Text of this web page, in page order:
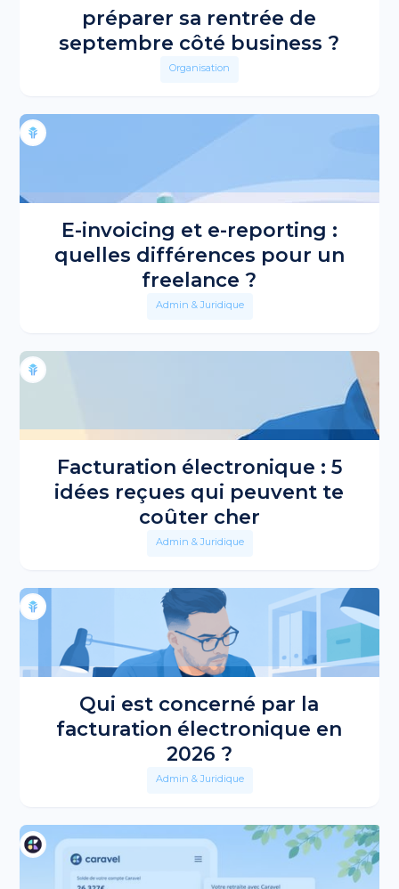
préparer sa rentrée de
septembre côté business ?
Organisation
E-invoicing et e-reporting :
quelles différences pour un
freelance ?
Admin & Juridique
Facturation électronique : 5
idées reçues qui peuvent te
coûter cher
Admin & Juridique
Qui est concerné par la
facturation électronique en
2026 ?
Admin & Juridique